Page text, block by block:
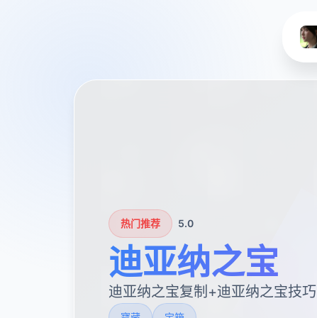
热门推荐 5.0
迪亚纳之宝
迪亚纳之宝复制+迪亚纳之宝技巧